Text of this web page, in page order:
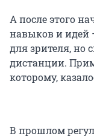
А после этого
навыков и идей
для зрителя, но
дистанции.
которому,
В прошлом